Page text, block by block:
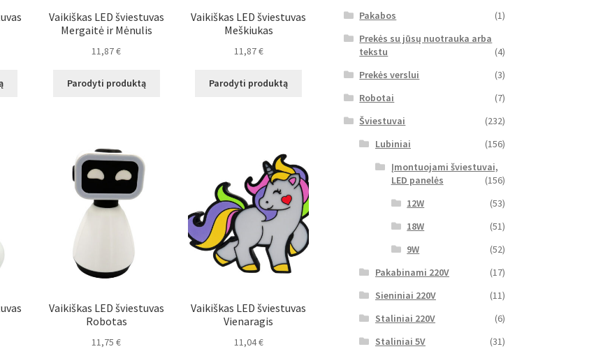
Vaikiškas LED šviestuvas
Mergaitė ir Mėnulis
11,87€
Parodyti produktą
Vaikiškas LED šviestuvas
Meškiukas
11,87€
Parodyti produktą
Vaikiškas LED šviestuvas
Robotas
11,75€
Vaikiškas LED šviestuvas
Vienaragis
11,04€
Pakabos
(1)
Prekės su jūsų nuotrauka arba
tekstu
(4)
Prekės verslui
(3)
Robotai
(7)
Šviestuvai
(232)
Lubiniai
(156)
Įmontuojami šviestuvai,
LED panelės
(156)
12W
(53)
18W
(51)
9W
(52)
Pakabinami 220V
(17)
Sieniniai 220V
(11)
Staliniai 220V
(6)
Staliniai 5V
(31)